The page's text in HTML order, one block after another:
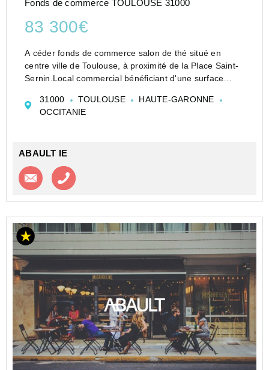
Fonds de commerce TOULOUSE 31000
83 300€
A céder fonds de commerce salon de thé situé en
centre ville de Toulouse, à proximité de la Place Saint-
Sernin.Local commercial bénéficiant d'une surface
qu'une terrasse.Bail commercial en cou...
31000 TOULOUSE
HAUTE-GARONNE
OCCITANIE
ABAULT IE
Contacter l'agence